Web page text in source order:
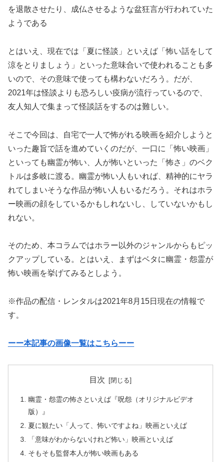
を退散させたり、成仏させるような盆狂言が行われていた
ようである
とはいえ、現在では「夏に怪談」といえば「怖い話をして
涼をとりましょう」といった意味合いで使われることも多
いので、その意味で使っても構わないだろう。だが、
2021年は怪談よりも恐ろしい疫病が流行っているので、
友人知人で集まって怪談話をするのは難しい。
そこで今回は、自宅で一人で怖がれる映画を紹介しようと
いった趣旨で話を進めていくのだが、一口に「怖い映画」
といっても幽霊が怖い、人が怖いといった「怖さ」のベク
トルは多岐に渡る。幽霊が怖い人もいれば、精神的にヤラ
れてしまいそうな作品が怖い人もいるだろう。それはホラ
ー映画の顔をしているかもしれないし、していないかもし
れない。
そのため、本コラムではホラー以外のジャンルからもピッ
クアップしている。とはいえ、まずはベタに幽霊・怨霊が
怖い映画を挙げてみるとしよう。
※作品の配信・レンタルは2021年8月15日現在の情報で
す。
ーー本記事の画像一覧はこちらーー
目次
幽霊・怨霊の怖さといえば『呪怨（オリジナルビデオ
版）』
夏に観たい「人って、怖いですよね」映画といえば
「意味がわからないけれど怖い」映画といえば
そもそも監督本人が怖い映画もある